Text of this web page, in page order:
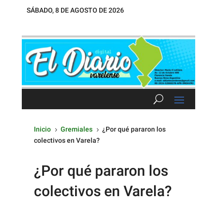
SÁBADO, 8 DE AGOSTO DE 2026
Inicio 5 Gremiales 5 ¿Por qué pararon los
colectivos en Varela?
¿Por qué pararon los
colectivos en Varela?